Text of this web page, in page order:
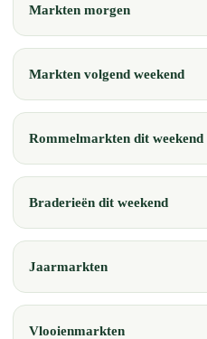
Markten morgen
Markten volgend weekend
Rommelmarkten dit weekend
Braderieën dit weekend
Jaarmarkten
Vlooienmarkten